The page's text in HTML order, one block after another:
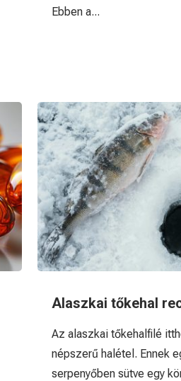
Ebben a...
Alaszkai tőkehal
Az alaszkai tőkehalfilé
népszerű halétel. Ennek
serpenyőben sütve egy